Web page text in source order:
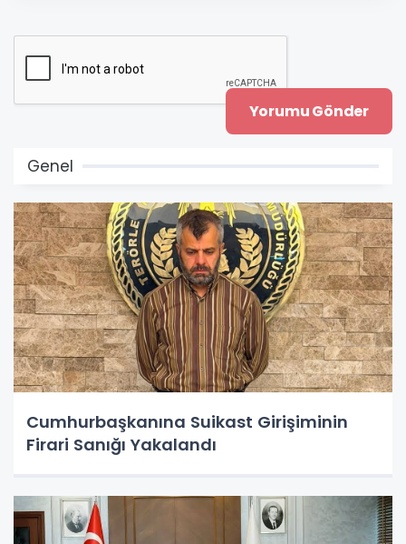
Genel
Cumhurbaşkanına Suikast Girişiminin
Firari Sanığı Yakalandı